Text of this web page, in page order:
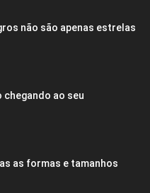
não são apenas estrelas
chegando ao seu
as formas e tamanhos